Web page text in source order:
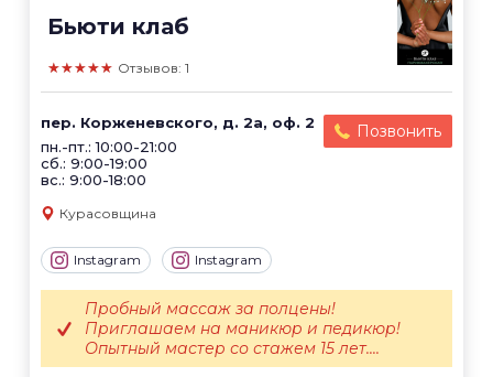
Бьюти клаб
★★★★★ Отзывов: 1
пер. Корженевского, д. 2а, оф. 2
пн.-пт.: 10:00-21:00
сб.: 9:00-19:00
вс.: 9:00-18:00
Позвонить
Курасовщина
Instagram Instagram
Пробный массаж за полцены!
Приглашаем на маникюр и педикюр!
Опытный мастер со стажем 15 лет....